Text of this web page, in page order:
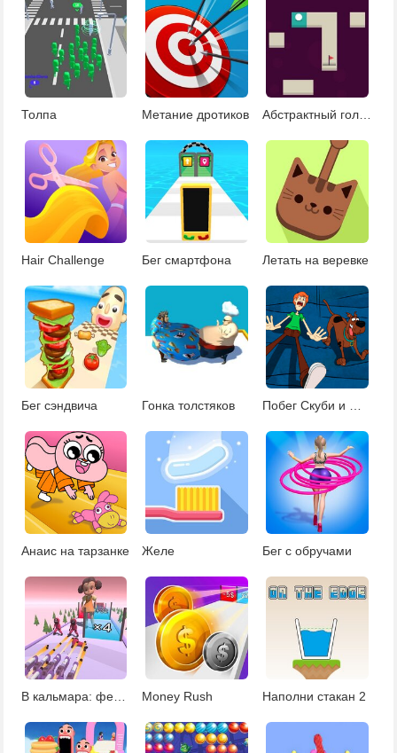
Толпа Метание дротиков Абстрактный гольф
Hair Challenge Бег смартфона Летать на веревке
Бег сэндвича Гонка толстяков
Анаис на тарзанке Желе Бег с обручами
В кальмара: фестиваль оружия Money Rush Наполни стакан 2